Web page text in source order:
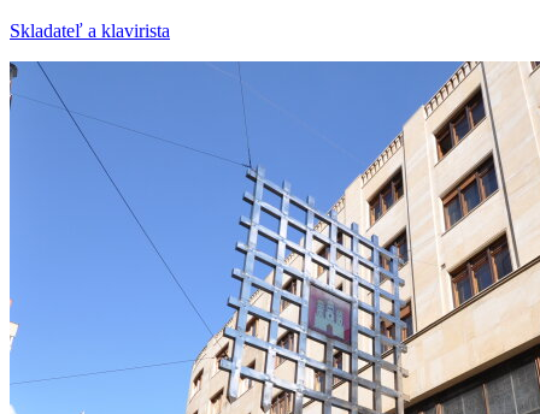
Skladateľ a klavirista